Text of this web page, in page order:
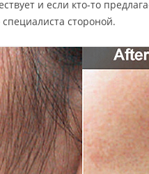
и если кто-то
стороной.